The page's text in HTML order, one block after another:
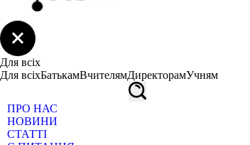
Для всіх
Для всіхБатькамВчителямДиректорамУчням
ПРО НАС
НОВИНИ
СТАТТІ